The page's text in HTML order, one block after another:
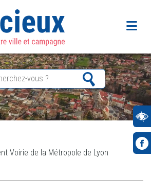
Voirie de la Métropole de Lyon